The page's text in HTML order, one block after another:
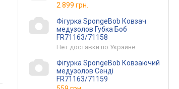
2 899 грн.
Фігурка SpongeBob Ковзач
медузолов Губка Боб
FR71163/71158
Нет доставки по Украине
Фігурка SpongeBob Ковзаючий
медузолов Сенді
FR71163/71159